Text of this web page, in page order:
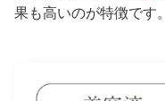
果も高いのが特徴です。